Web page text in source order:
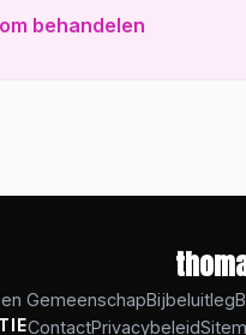
behandelen
GemeenschapBijbeluitleg
ContactPrivacybeleid